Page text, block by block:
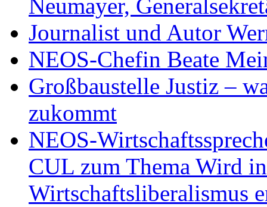
Neumayer,
Journalist und Autor
NEOS-Chefin Beate
Großbaustelle Justiz –
zukommt
NEOS-
CUL zum Thema Wird
Wirtschaftsliberalismus